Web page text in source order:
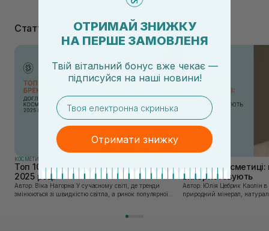
Статті
КОСМЕТИКА
Топ 10 брендів доглядової косметики у
2025 році
Автор: Віка Нагорна У сучасному світі, де тренди
змінюються зі швидкістю світла, а ринок популярної
Каолін в
використовують
Автор: Юлія Цебрик Каолін в косметології – це
природний мінерал,
ОТРИМАЙ ЗНИЖКУ
НА ПЕРШЕ ЗАМОВЛЕНЯ
Твій вітальний бонус вже чекає —
підписуйся на наші новини!
email
Отримати знижку